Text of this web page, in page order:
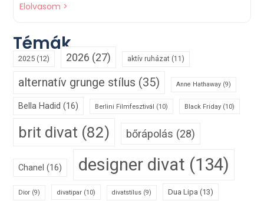
Elolvasom >
Témák
2025 (12) 2026 (27) aktív ruházat (11)
alternatív grunge stílus (35) Anne Hathaway (9)
Bella Hadid (16) Berlini Filmfesztivál (10) Black Friday (10)
brit divat (82) bőrápolás (28)
Chanel (16) designer divat (134)
Dior (9) divatipar (10) divatstílus (9) Dua Lipa (13)